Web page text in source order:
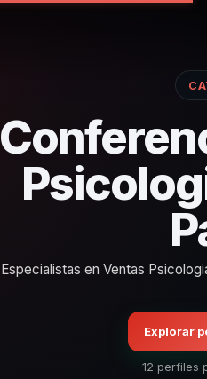
Especialistas en Ventas
Explorar
12 perfiles